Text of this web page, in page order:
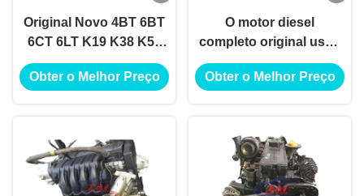
Original Novo 4BT 6BT
6CT 6LT K19 K38 K50
ISM QSM NT855
NTA855 ISD ISF Motor
Obter o Melhor Preço
O motor diesel
completo original usou
o motor de D4EA para
Hyundai Elantra
Obter o Melhor Preço